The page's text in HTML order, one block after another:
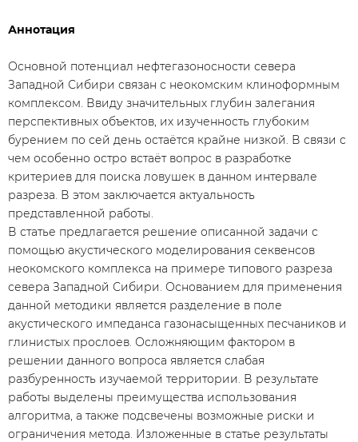
Аннотация
Основной потенциал нефтегазоносности севера
Западной Сибири связан с неокомским клиноформным
комплексом. Ввиду значительных глубин залегания
перспективных объектов, их изученность глубоким
бурением по сей день остаётся крайне низкой. В связи с
чем особенно остро встаёт вопрос в разработке
критериев для поиска ловушек в данном интервале
разреза. В этом заключается актуальность
представленной работы.
В статье предлагается решение описанной задачи с
помощью акустического моделирования секвенсов
неокомского комплекса на примере типового разреза
севера Западной Сибири. Основанием для применения
данной методики является разделение в поле
акустического импеданса газонасыщенных песчаников и
глинистых прослоев. Осложняющим фактором в
решении данного вопроса является слабая
разбуренность изучаемой территории. В результате
работы выделены преимущества использования
алгоритма, а также подсвечены возможные риски и
ограничения метода. Изложенные в статье результаты